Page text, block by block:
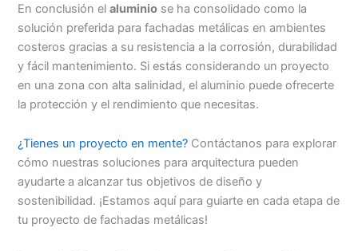
En conclusión elaluminio se ha consolidado como la
solución preferida para fachadas metálicas en ambientes
costeros gracias a su resistencia a la corrosión, durabilidad
y fácil mantenimiento. Si estás considerando un proyecto
en una zona con alta salinidad, el aluminio puede ofrecerte
la protección y el rendimiento que necesitas.
¿Tienes un proyecto en mente? Contáctanos para explorar
cómo nuestras soluciones para arquitectura pueden
ayudarte a alcanzar tus objetivos de diseño y
sostenibilidad. ¡Estamos aquí para guiarte en cada etapa de
tu proyecto de fachadas metálicas!